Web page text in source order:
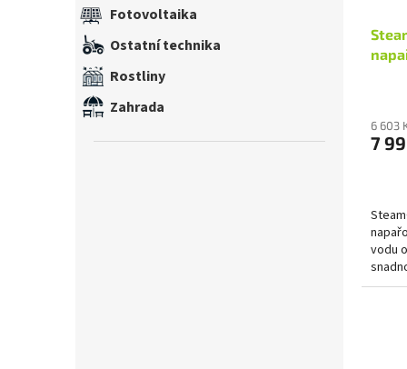
Fotovoltaika
Ostatní technika
Rostliny
Zahrada
6 603
7
vodu
Pára